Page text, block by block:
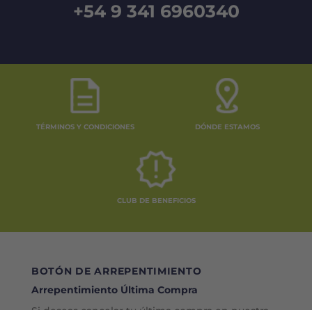
+54 9 341 6960340
TÉRMINOS Y CONDICIONES DÓNDE ESTAMOS
CLUB DE BENEFICIOS
BOTÓN DE ARREPENTIMIENTO
Arrepentimiento Última Compra